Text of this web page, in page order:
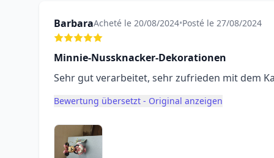
BarbaraAcheté le 20/08/2024•Posté le 27/08/2024
Minnie-Nussknacker-Dekorationen
Sehr gut verarbeitet, sehr zufrieden mit dem
Bewertung übersetzt - Original anzeigen